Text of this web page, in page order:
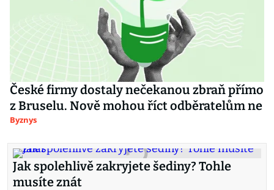
České firmy dostaly nečekanou zbraň přímo
z Bruselu. Nově mohou říct odběratelům ne
Byznys
Jak spolehlivě zakryjete šediny? Tohle
musíte znát